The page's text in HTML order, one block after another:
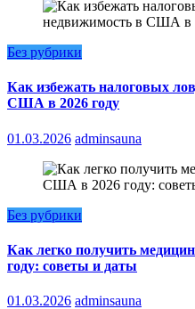
Без рубрики
Как избежать налоговых
США в 2026 году
01.03.2026 adminsauna
Без рубрики
Как легко получить
году: советы и даты
01.03.2026 adminsauna